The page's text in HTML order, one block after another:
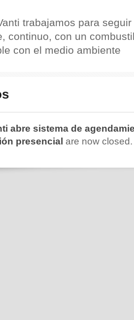
trabajamos para
continuo, con un
con el medio ambiente
abre sistema de
presencial are now closed.